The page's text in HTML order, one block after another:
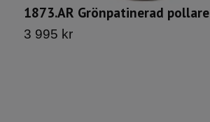
1873.AR Grönpatinerad pollare
3 995 kr